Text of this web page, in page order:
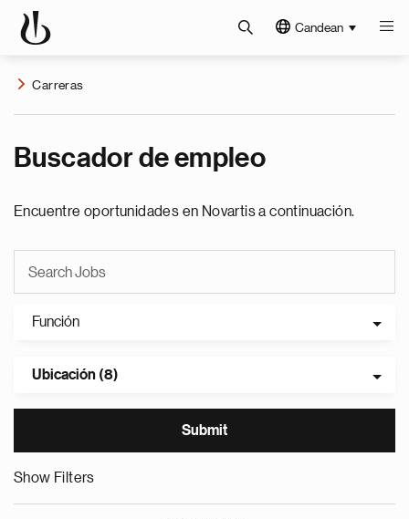
Candean
Carreras
Buscador de empleo
Encuentre oportunidades en Novartis a continuación.
Función
Ubicación (8)
Show Filters